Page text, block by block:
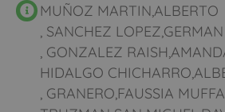
MUÑOZ MARTIN,ALBERTO
, SANCHEZ LOPEZ,GERMAN
, GONZALEZ
HIDALGO
, GRANERO,FAUSSIA